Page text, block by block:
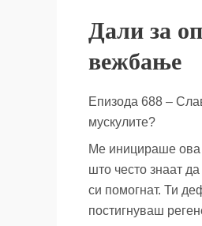
Дали за
вежбање
Епизода 688 –
мускулите?
Mе иницираше
што често знаат
си помогнат. Ти
постигнуваш